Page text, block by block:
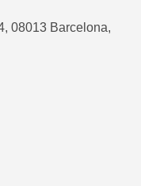
08013 Barcelona,